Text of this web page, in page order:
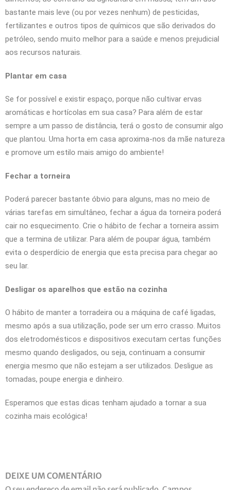
bastante mais leve (ou por vezes nenhum) de pesticidas,
fertilizantes e outros tipos de químicos que são derivados do
petróleo, sendo muito melhor para a saúde e menos prejudicial
aos recursos naturais.
Plantar em casa
Se for possível e existir espaço, porque não cultivar ervas
aromáticas e hortícolas em sua casa? Para além de estar
sempre a um passo de distância, terá o gosto de consumir algo
que plantou. Uma horta em casa aproxima-nos da mãe natureza
e promove um estilo mais amigo do ambiente!
Fechar a torneira
Poderá parecer bastante óbvio para alguns, mas no meio de
várias tarefas em simultâneo, fechar a água da torneira poderá
cair no esquecimento. Crie o hábito de fechar a torneira assim
que a termina de utilizar. Para além de poupar água, também
evita o desperdício de energia que esta precisa para chegar ao
seu lar.
Desligar os aparelhos que estão na cozinha
O hábito de manter a torradeira ou a máquina de café ligadas,
mesmo após a sua utilização, pode ser um erro crasso. Muitos
dos eletrodomésticos e dispositivos executam certas funções
mesmo quando desligados, ou seja, continuam a consumir
energia mesmo que não estejam a ser utilizados. Desligue as
tomadas, poupe energia e dinheiro.
Esperamos que estas dicas tenham ajudado a tornar a sua
cozinha mais ecológica!
DEIXE UM COMENTÁRIO